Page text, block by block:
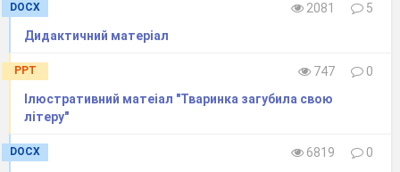
DOCX 2081
5
Дидактичний матеріал
PPT 747
0
Ілюстративний матеіал "Тваринка загубила свою
літеру"
DOCX 6819
0